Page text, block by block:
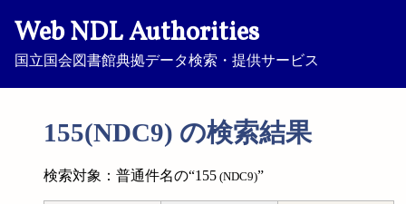
Web NDL Authorities
国立国会図書館典拠データ検索・提供サービス
155(NDC9) の検索結果
検索対象：普通件名の“155 (NDC9)”